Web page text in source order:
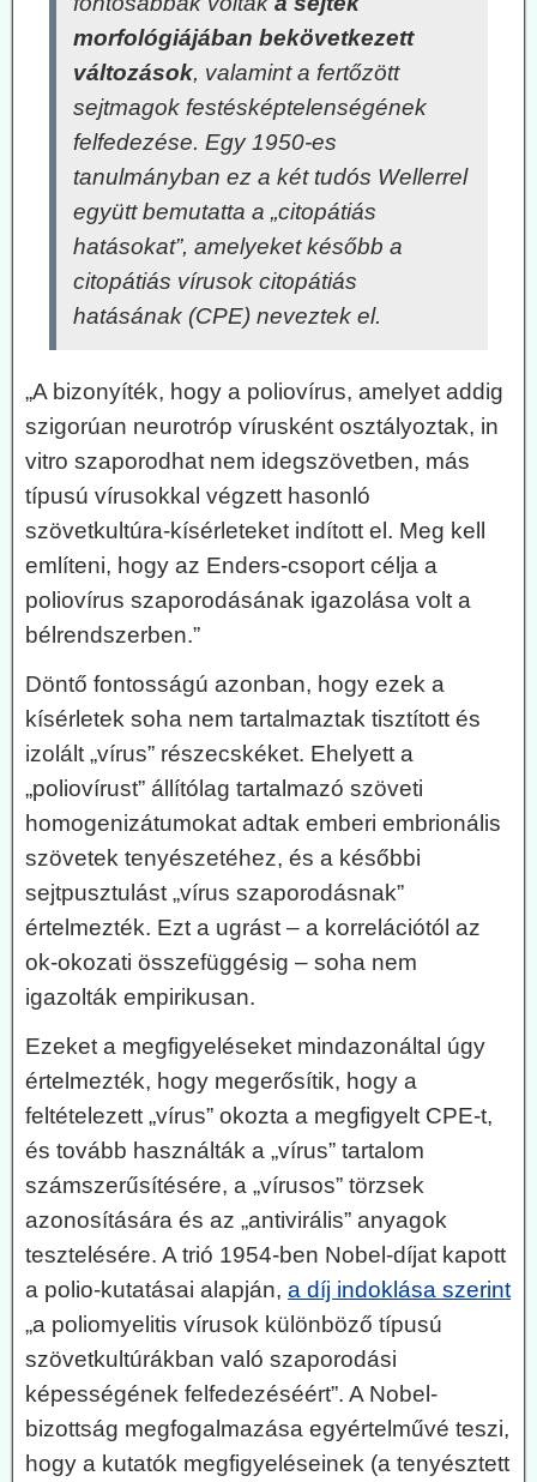
morfológiájában bekövetkezett
változások, valamint a fertőzött
sejtmagok festésképtelenségének
felfedezése. Egy 1950-es
tanulmányban ez a két tudós Wellerrel
együtt bemutatta a „citopátiás
hatásokat”, amelyeket később a
citopátiás vírusok citopátiás
hatásának (CPE) neveztek el.
„A bizonyíték, hogy a poliovírus, amelyet addig
szigorúan neurotróp vírusként osztályoztak, in
vitro szaporodhat nem idegszövetben, más
típusú vírusokkal végzett hasonló
szövetkultúra-kísérleteket indított el. Meg kell
említeni, hogy az Enders-csoport célja a
poliovírus szaporodásának igazolása volt a
bélrendszerben.”
Döntő fontosságú azonban, hogy ezek a
kísérletek soha nem tartalmaztak tisztított és
izolált „vírus” részecskéket. Ehelyett a
„poliovírust” állítólag tartalmazó szöveti
homogenizátumokat adtak emberi embrionális
szövetek tenyészetéhez, és a későbbi
sejtpusztulást „vírus szaporodásnak”
értelmezték. Ezt a ugrást – a korrelációtól az
ok-okozati összefüggésig – soha nem
igazolták empirikusan.
Ezeket a megfigyeléseket mindazonáltal úgy
értelmezték, hogy megerősítik, hogy a
feltételezett „vírus” okozta a megfigyelt CPE-t,
és tovább használták a „vírus” tartalom
számszerűsítésére, a „vírusos” törzsek
azonosítására és az „antivirális” anyagok
tesztelésére. A trió 1954-ben Nobel-díjat kapott
a polio-kutatásai alapján, a díj indoklása szerint
„a poliomyelitis vírusok különböző típusú
szövetkultúrákban való szaporodási
képességének felfedezéséért”. A Nobel-
bizottság megfogalmazása egyértelművé teszi,
hogy a kutatók megfigyeléseinek (a tenyésztett